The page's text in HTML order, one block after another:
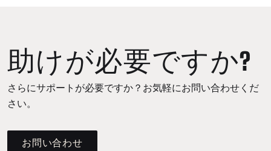
助けが必要ですか?
さらにサポートが必要ですか？お気軽にお問い合わせくだ
さい。
お問い合わせ